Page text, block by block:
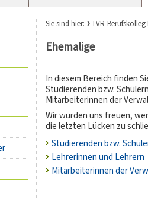
Sie sind hier: LVR-
Ehemalige
In diesem Bereich finden
Studierenden bzw.
Mitarbeiterinnen der
Wir würden uns freuen,
die letzten Lücken zu
Studierenden bzw.
Lehrerinnen und Lehrern
Mitarbeiterinnen der